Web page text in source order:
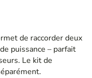
de raccorder deux
puissance – parfait
Le kit de